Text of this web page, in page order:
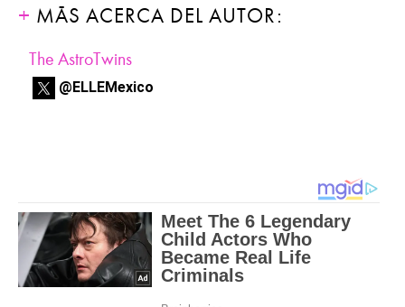
MÁS ACERCA DEL AUTOR:
The AstroTwins
@ELLEMexico